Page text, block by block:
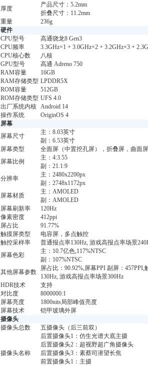
厚度
产品尺寸：5.2mm
折叠尺寸：11.2mm
重量
236g
硬件
CPU型号
高通骁龙8 Gen3
CPU频率
3.3GHz×1 + 3.0GHz×2 + 3.2GHz×3 +
CPU核心数
八核
GPU型号
高通 Adreno 750
RAM容量
16GB
RAM存储类型 LPDDR5X
ROM容量
512GB
ROM存储类型 UFS 4.0
出厂系统内核 Android 14
操作系统
OriginOS 4
屏幕
屏幕尺寸
主：8.03英寸
副：6.53英寸
屏幕类型
全面屏（中置挖孔屏），折叠屏，曲面屏
屏幕比例
主：4:3.55
副：21.1:9
分辨率
主：2480x2200px
副：2748x1172px
屏幕材质
主：AMOLED
副：AMOLED
屏幕刷新率
120Hz
像素密度
412ppi
屏占比
91.77%
触摸屏类型
电容屏，多点触控
触控采样率
普通报点率130Hz, 游戏高报点率场景
屏幕色彩
主：10.7亿色,117%NTSC
副：107%NTSC
其他屏幕参数
屏占比：90.92%,屏幕PPI 副屏：
130Hz, 游戏高报点率场景300Hz
HDR技术
支持
对比度
8000000:1
屏幕亮度
1800nits局部峰值亮度
屏幕技术
铠甲玻璃外屏
摄像头
摄像头总数
五摄像头（后三前双）
摄像头名称
后置摄像头1：仿生光谱大底主摄
后置摄像头2：超视野超广角摄像头
后置摄像头3：素蔡司潜望长焦
前置摄像头1：主摄